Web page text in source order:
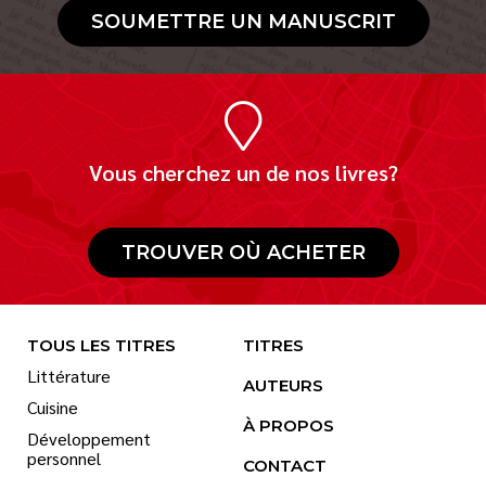
SOUMETTRE UN MANUSCRIT
Vous cherchez un de nos livres?
TROUVER OÙ ACHETER
TOUS LES TITRES
Littérature
Cuisine
Développement
personnel
TITRES
AUTEURS
À PROPOS
CONTACT